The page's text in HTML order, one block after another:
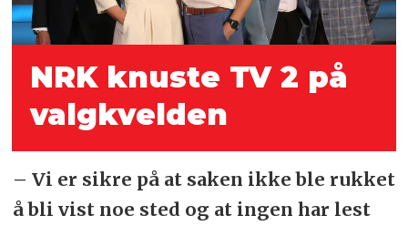
NRK knuste TV 2 på
valgkvelden
– Vi er sikre på at saken ikke ble rukket
å bli vist noe sted og at ingen har lest